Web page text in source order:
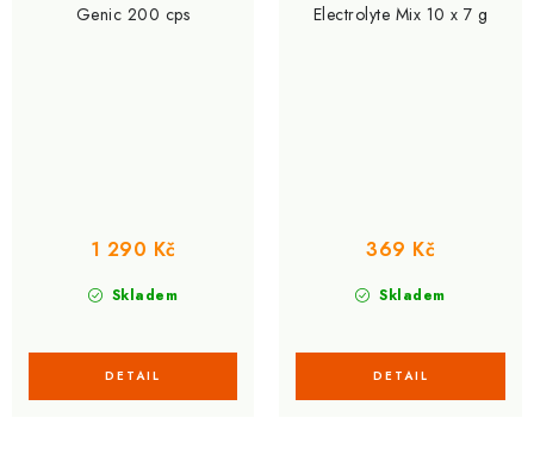
Genic 200 cps
Skladem
1 290 Kč
Electrolyte Mix 10 x 7 g
Skladem
369 Kč